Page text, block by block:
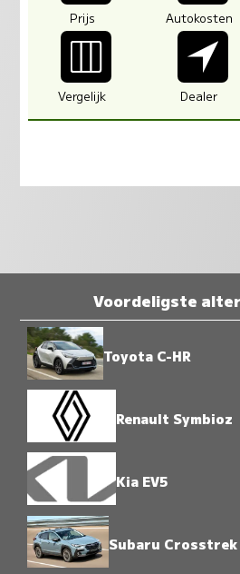
Prijs Autokosten
Vergelijk Dealer
Voordeligste
Toyota C-HR
Renault Symbioz
Kia EV5
Subaru Crosstrek